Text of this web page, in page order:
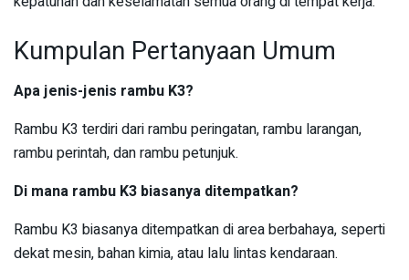
Kumpulan Pertanyaan Umum
Apa jenis-jenis rambu K3?
Rambu K3 terdiri dari rambu peringatan, rambu larangan,
rambu perintah, dan rambu petunjuk.
Di mana rambu K3 biasanya ditempatkan?
Rambu K3 biasanya ditempatkan di area berbahaya, seperti
dekat mesin, bahan kimia, atau lalu lintas kendaraan.